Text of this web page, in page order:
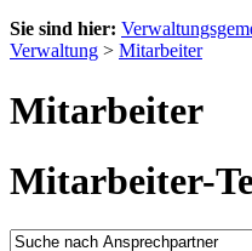
Sie sind hier:
Verwaltung > Mitarbeiter
Mitarbeiter
Mitarbeiter-